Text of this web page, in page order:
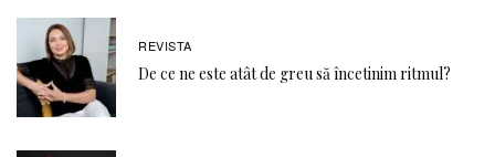
REVISTA
De ce ne este atât de greu să încetinim ritmul?